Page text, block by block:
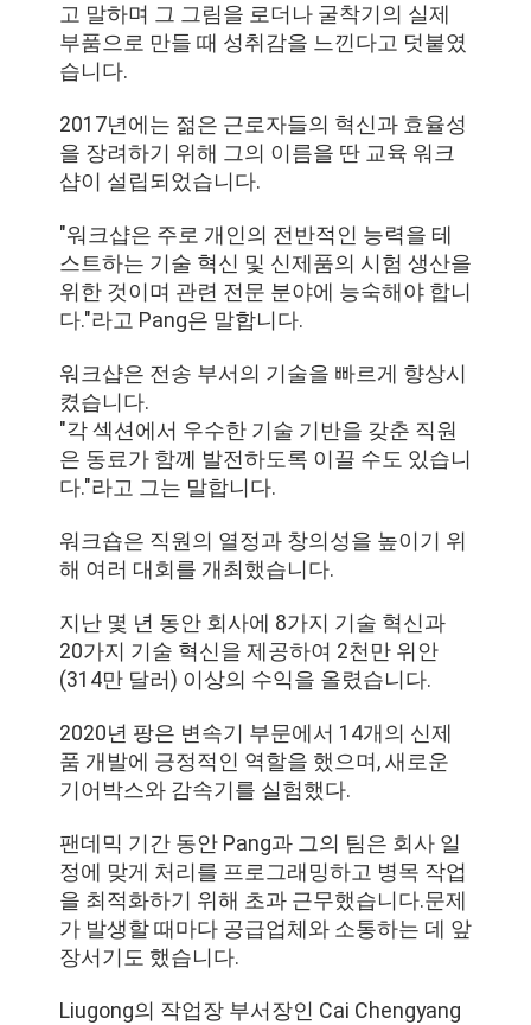
고 말하며 그 그림을 로더나 굴착기의 실제
부품으로 만들 때 성취감을 느낀다고 덧붙였
습니다.
2017년에는 젊은 근로자들의 혁신과 효율성
을 장려하기 위해 그의 이름을 딴 교육 워크
샵이 설립되었습니다.
"워크샵은 주로 개인의 전반적인 능력을 테
스트하는 기술 혁신 및 신제품의 시험 생산을
위한 것이며 관련 전문 분야에 능숙해야 합니
다."라고 Pang은 말합니다.
워크샵은 전송 부서의 기술을 빠르게 향상시
켰습니다.
"각 섹션에서 우수한 기술 기반을 갖춘 직원
은 동료가 함께 발전하도록 이끌 수도 있습니
다."라고 그는 말합니다.
워크숍은 직원의 열정과 창의성을 높이기 위
해 여러 대회를 개최했습니다.
지난 몇 년 동안 회사에 8가지 기술 혁신과
20가지 기술 혁신을 제공하여 2천만 위안
(314만 달러) 이상의 수익을 올렸습니다.
2020년 팡은 변속기 부문에서 14개의 신제
품 개발에 긍정적인 역할을 했으며, 새로운
기어박스와 감속기를 실험했다.
팬데믹 기간 동안 Pang과 그의 팀은 회사 일
정에 맞게 처리를 프로그래밍하고 병목 작업
을 최적화하기 위해 초과 근무했습니다.문제
가 발생할 때마다 공급업체와 소통하는 데 앞
장서기도 했습니다.
Liugong의 작업장 부서장인 Cai Chengyang